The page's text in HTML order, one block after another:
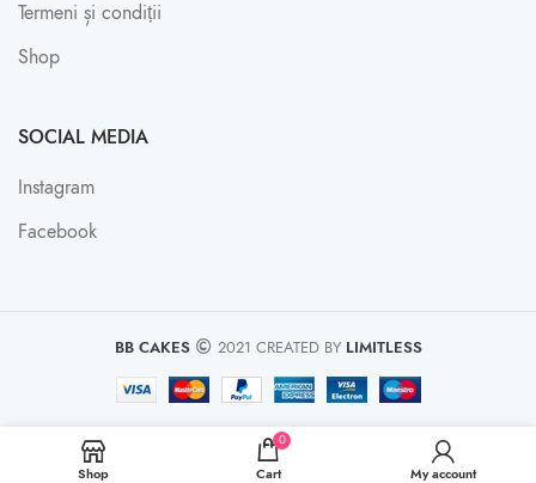
Termeni și condiții
Shop
SOCIAL MEDIA
Instagram
Facebook
BB CAKES 2021 CREATED BY LIMITLESS
Shop
0
Cart My account